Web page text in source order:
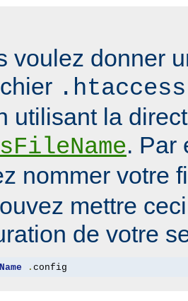
voulez donner
.htaccess
utilisant la
. Par
nommer votre
mettre
de votre
. config